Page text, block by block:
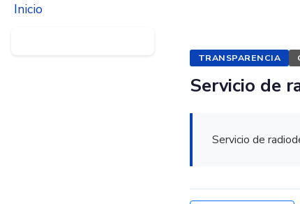
Inicio
TRANSPARENCIA
Servicio de
Servicio de